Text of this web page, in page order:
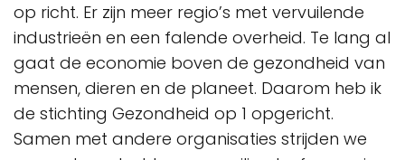
op richt. Er zijn meer regio’s met vervuilende
industrieën en een falende overheid. Te lang al
gaat de economie boven de gezondheid van
mensen, dieren en de planeet. Daarom heb ik
de stichting Gezondheid op 1 opgericht.
Samen met andere organisaties strijden we